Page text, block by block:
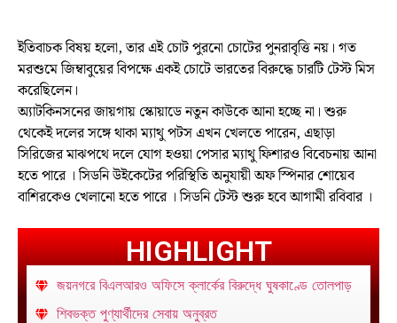
ইতিবাচক বিষয় হলো, তার এই চোট পুরনো চোটের পুনরাবৃত্তি নয়। গত
মরশুমে জিম্বাবুয়ের বিপক্ষে একই চোটে ভারতের বিরুদ্ধে চারটি টেস্ট মিস
করেছিলেন।
অ্যাটকিনসনের জায়গায় স্কোয়াডে নতুন কাউকে আনা হচ্ছে না। শুরু
থেকেই দলের সঙ্গে থাকা ম্যাথু পটস এখন খেলতে পারেন, এছাড়া
সিরিজের মাঝপথে দলে যোগ হওয়া পেসার ম্যাথু ফিশারও বিবেচনায় আনা
হতে পারে । সিডনি উইকেটের পরিস্থিতি অনুযায়ী অফ স্পিনার শোয়েব
বাশিরকেও খেলানো হতে পারে । সিডনি টেস্ট শুরু হবে আগামী রবিবার ।
HIGHLIGHT
জয়নগরে বিএলআরও অফিসে ক্লার্কের বিরুদ্ধে ঘুষকাণ্ডে তোলপাড়
শিবভক্ত পুণ্যার্থীদের সেবায় অনুব্রত